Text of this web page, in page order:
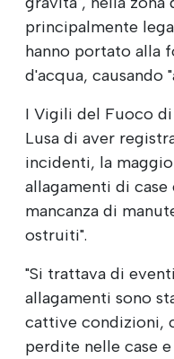
principalmente
hanno portato alla
d'acqua, causando
I Vigili del Fuoco
Lusa di aver
incidenti, la
allagamenti di
mancanza di
ostruiti".
"Si trattava di
allagamenti sono
cattive condizioni,
perdite nelle case